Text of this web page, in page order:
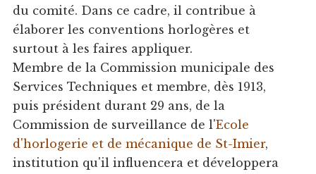
du comité. Dans ce cadre, il contribue à
élaborer les conventions horlogères et
surtout à les faires appliquer.
Membre de la Commission municipale des
Services Techniques et membre, dès 1913,
puis président durant 29 ans, de la
Commission de surveillance de l'Ecole
d'horlogerie et de mécanique de St-Imier,
institution qu'il influencera et développera